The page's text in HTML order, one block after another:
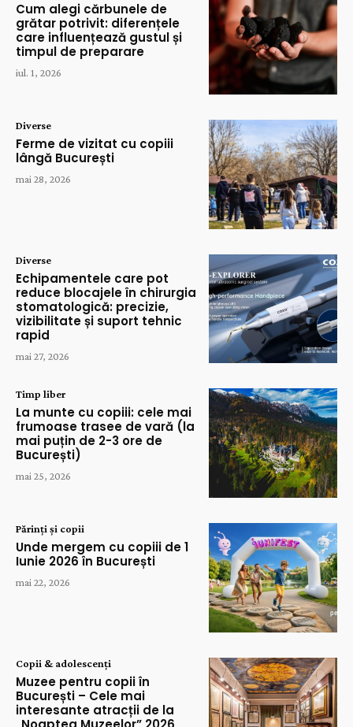
Cum alegi cărbunele de
grătar potrivit: diferențele
care influențează gustul și
timpul de preparare
iul. 1, 2026
Diverse
Ferme de vizitat cu copiii
lângă București
mai 28, 2026
Diverse
Echipamentele care pot
reduce blocajele în chirurgia
stomatologică: precizie,
vizibilitate și suport tehnic
rapid
mai 27, 2026
Timp liber
La munte cu copiii: cele mai
frumoase trasee de vară (la
mai puțin de 2-3 ore de
București)
mai 25, 2026
Părinți și copii
Unde mergem cu copiii de 1
Iunie 2026 în București
mai 22, 2026
Copii & adolescenți
Muzee pentru copii în
București – Cele mai
interesante atracții de la